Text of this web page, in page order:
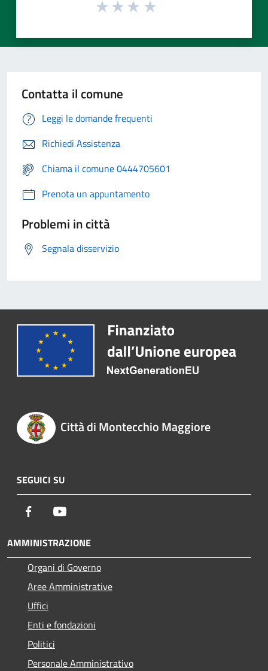
Contatta il comune
Leggi le domande frequenti
Richiedi Assistenza
Chiama il comune 0444705601
Prenota un appuntamento
Problemi in città
Segnala disservizio
Città di Montecchio Maggiore
SEGUICI SU
Facebook
AMMINISTRAZIONE
Organi di Governo
Aree Amministrative
Uffici
Enti e fondazioni
Politici
Personale Amministrativo